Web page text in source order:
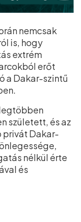
nemcsak
is, hogy
extrém
erőt
a Dakar-szintű
született, és az
privát Dakar-
nélkül érte
és